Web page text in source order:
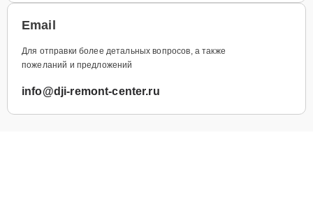
Email
Для отправки более детальных вопросов, а также
пожеланий и предложений
info@dji-remont-center.ru